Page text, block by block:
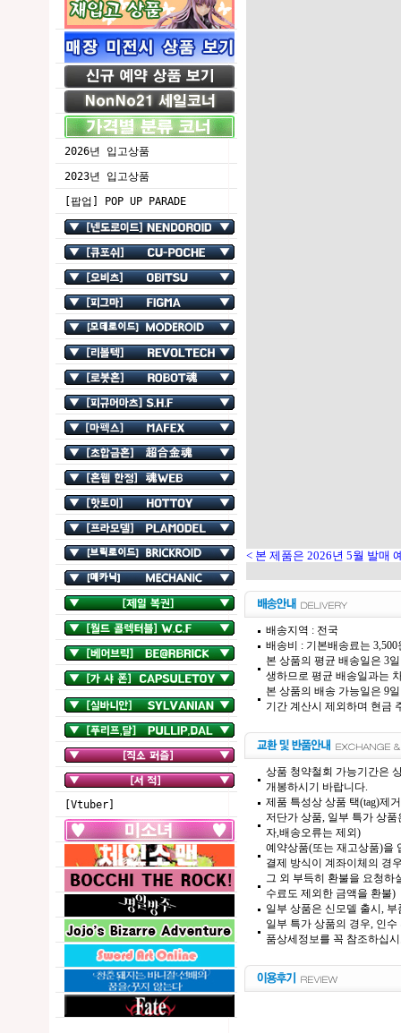
2026년 입고상품
2023년 입고상품
[팝업] POP UP PARADE
[Vtuber]
< 본 제품은 2026년 5월 발매
배송지역 : 전국
배송비 : 기본배송료는
본 상품의 평균 배송일은 3
생하므로 평균 배송일과는
본 상품의 배송 가능일은 9
기간 계산시 제외하며 현금
상품 청약철회 가능기간은
개봉하시기 바랍니다.
제품 특성상 상품 택(tag)제
저단가 상품, 일부 특가 상
자,배송오류는 제외)
예약상품(또는 재고상품)을
결제 방식이 계좌이체의 경
그 외 부득히 환불을 요청하
수료도 제외한 금액을 환불)
일부 상품은 신모델 출시,
일부 특가 상품의 경우, 인
품상세정보를 꼭 참조하십